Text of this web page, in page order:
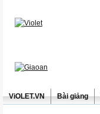
ViOLET.VN Bài giảng